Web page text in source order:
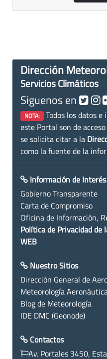
Dirección
Servicios Climáticos
Siguenos en
NOTA: Todos los datos e
este Portal son de
se solicita citar a la
como la fuente de la
Información de Interés
Gobierno Transparente
Carta de Compromiso
Oficina de Información,
Política de Privacidad de
WEB
Nuestro Sitios
Dirección General de
Meteorología
Blog de Meteorología
IDE DMC (Geonode)
Contactos
Av. Portales 3450,